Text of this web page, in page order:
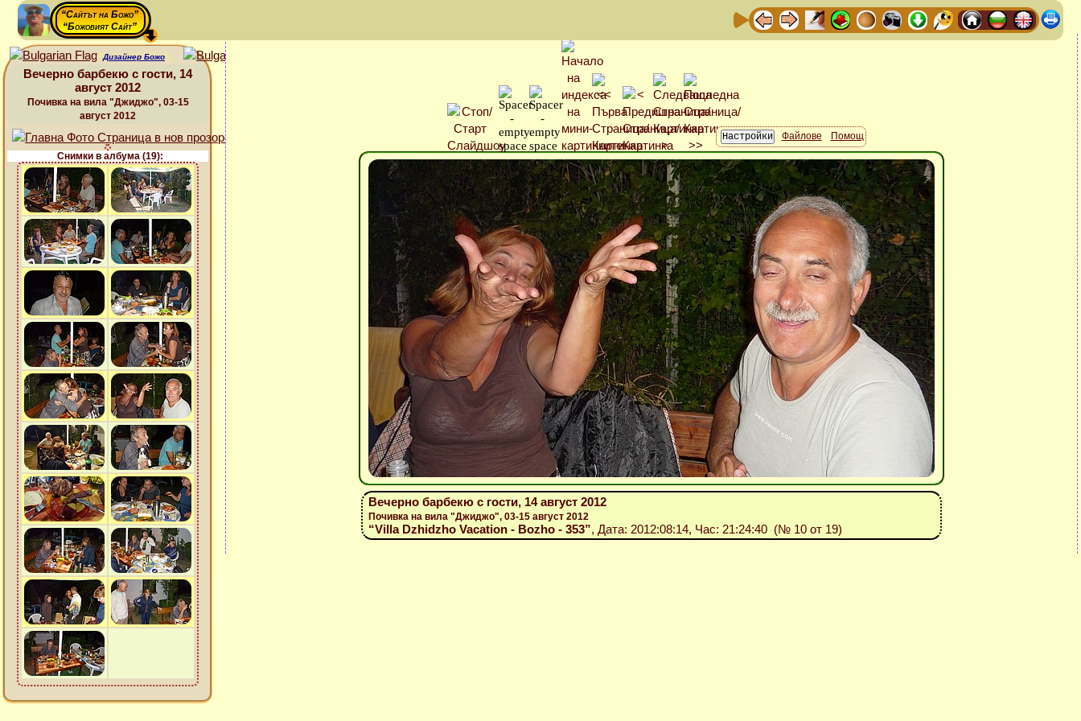
“Сайтът на Божо”
“Божовият Сайт”
Дизайнер Божо
Вечерно барбекю с гости, 14
август 2012
Почивка на вила "Джиджо", 03-15
август 2012
Снимки в албума (19):
Файлове Помощ
Вечерно барбекю с гости, 14 август 2012
Почивка на вила "Джиджо", 03-15 август 2012
“Villa Dzhidzho Vacation - Bozho - 353”, Дата: 2012:08:14, Час: 21:24:40 (№ 10 от 19)